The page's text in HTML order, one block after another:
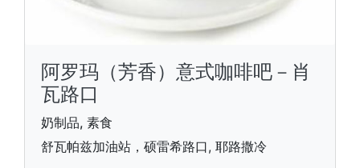
阿罗玛（芳香）意式咖啡吧－肖
瓦路口
奶制品, 素食
舒瓦帕兹加油站，硕雷希路口, 耶路撒冷